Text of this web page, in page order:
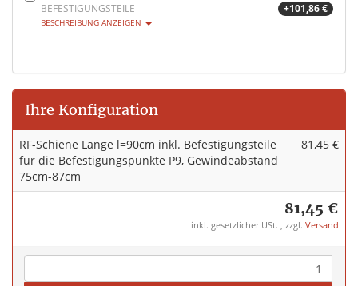
BEFESTIGUNGSTEILE
+101,86 €
BESCHREIBUNG ANZEIGEN
Ihre Konfiguration
RF-Schiene Länge l=90cm inkl. Befestigungsteile
für die Befestigungspunkte P9, Gewindeabstand
75cm-87cm
81,45 €
81,45 €
inkl. gesetzlicher USt. , zzgl. Versand